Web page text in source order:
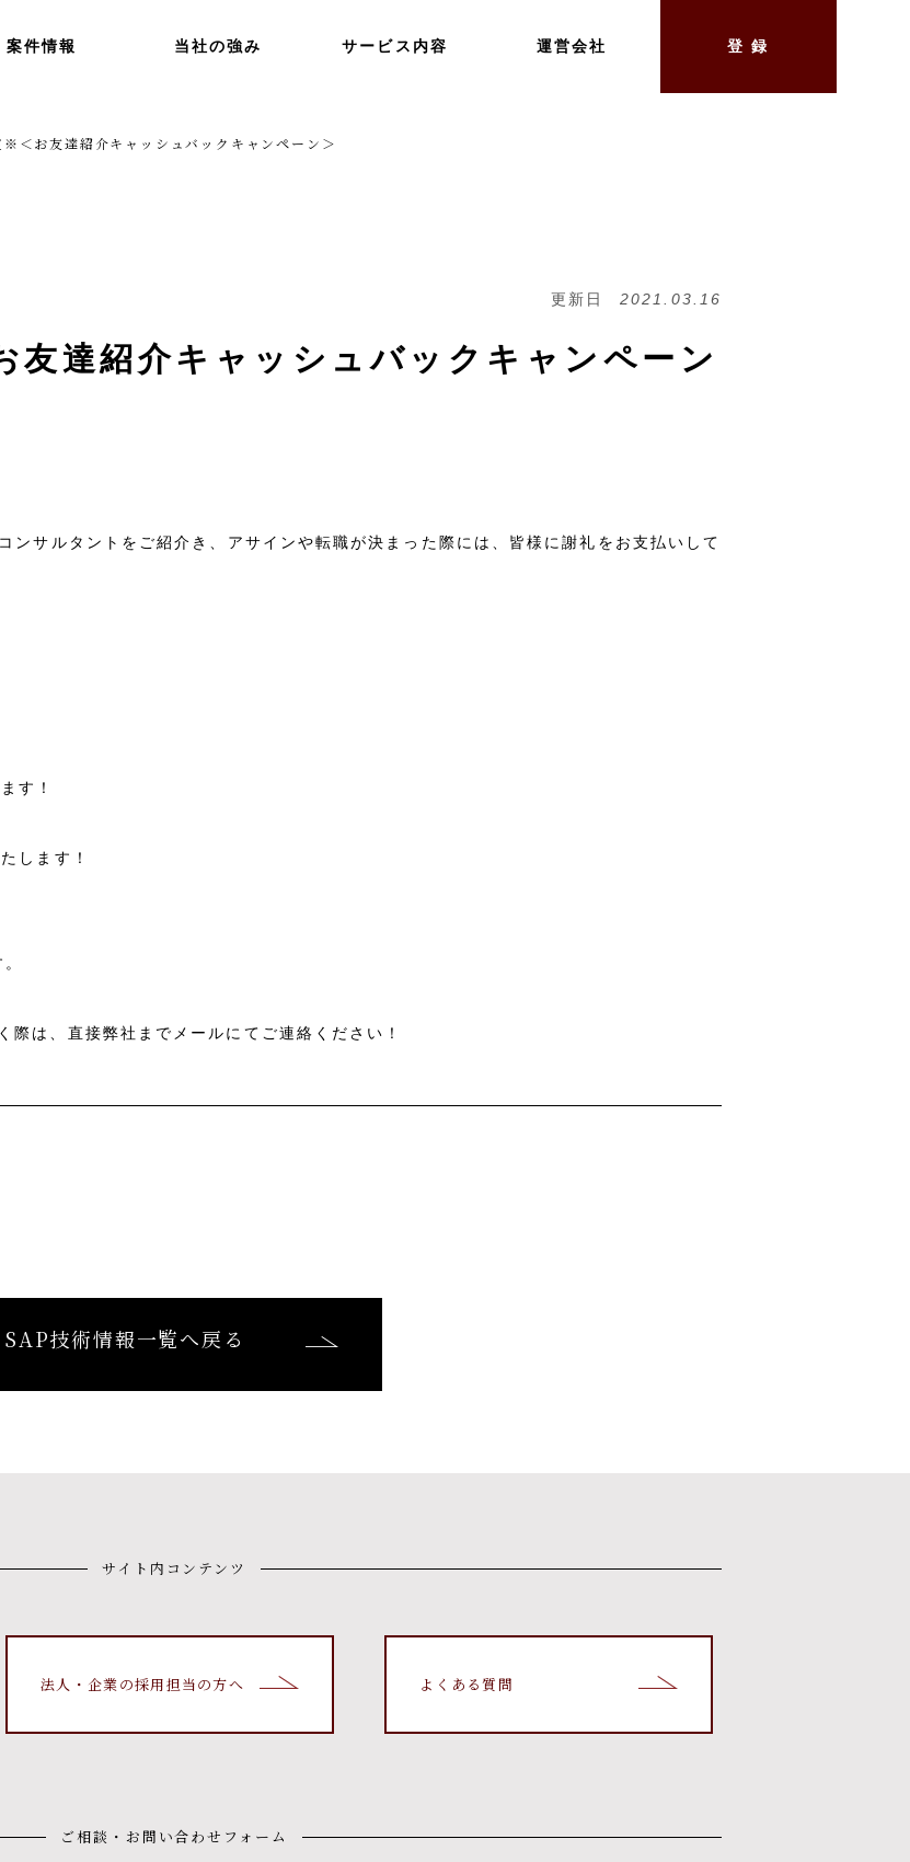
案件情報 当社の強み サービス内容 運営会社 登 録
＜お友達紹介キャッシュバックキャンペーン＞
更新日 2021.03.16
達紹介キャッシュバックキャンペーン
ンサルタントをご紹介き、アサインや転職が決まった際には、皆様に謝礼をお支払いして
す！
します！
は、直接弊社までメールにてご連絡ください！
SAP技術情報一覧へ戻る
サイト内コンテンツ
法人・企業の採用担当の方へ よくある質問
ご相談・お問い合わせフォーム